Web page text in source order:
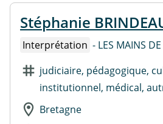
Stéphanie
Interprétation - LES MAINS
judiciaire, pédagogique,
institutionnel, médical,
Bretagne